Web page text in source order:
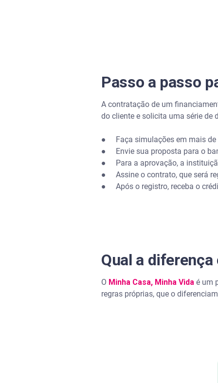
Passo a passo
A contratação de um
do cliente e solicita uma série de
● Faça simulações em mais de
● Envie sua proposta para o
● Para a aprovação, a
● Assine o contrato, que será
● Após o registro, receba o
Qual a
O Minha Casa, Minha Vida é um
regras próprias, que o